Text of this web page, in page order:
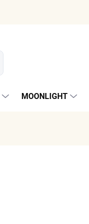
MOONLIGHT